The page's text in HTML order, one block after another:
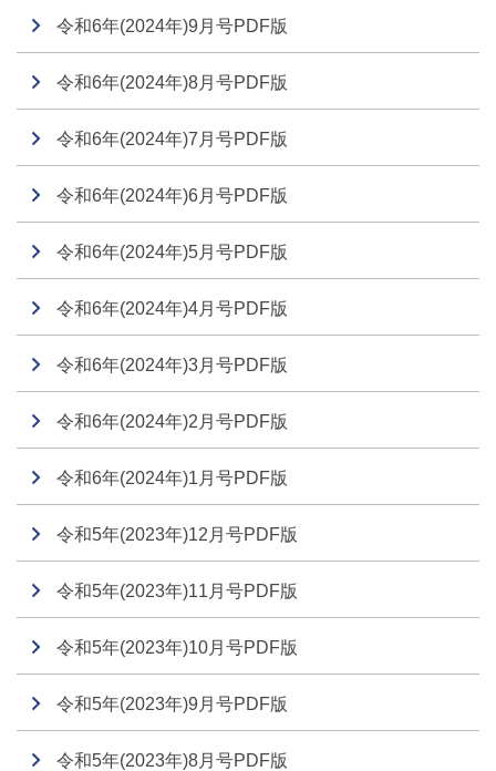
令和6年(2024年)9月号PDF版
令和6年(2024年)8月号PDF版
令和6年(2024年)7月号PDF版
令和6年(2024年)6月号PDF版
令和6年(2024年)5月号PDF版
令和6年(2024年)4月号PDF版
令和6年(2024年)3月号PDF版
令和6年(2024年)2月号PDF版
令和6年(2024年)1月号PDF版
令和5年(2023年)12月号PDF版
令和5年(2023年)11月号PDF版
令和5年(2023年)10月号PDF版
令和5年(2023年)9月号PDF版
令和5年(2023年)8月号PDF版